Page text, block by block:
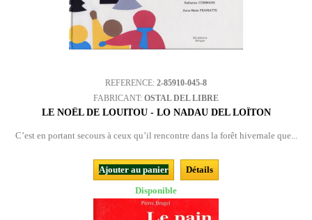
REFERENCE: 2-85910-045-8
FABRICANT: OSTAL DEL LIBRE
LE NOËL DE LOUITOU - LO NADAU DEL LOÏTON
C’est en portant secours à ceux qu’il rencontre dans la forêt hivernale que...
Ajouter au panier
Détails
Disponible